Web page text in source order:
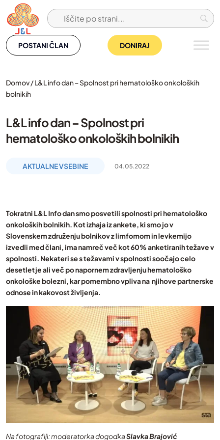
Skip
to
content
POSTANI ČLAN DONIRAJ
Domov/L&L info dan – Spolnost pri hematološko onkoloških
bolnikih
L&L info dan – Spolnost pri
hematološko onkoloških bolnikih
AKTUALNE VSEBINE 04.05.2022
Tokratni L&L Info dan smo posvetili spolnosti pri hematološko
onkoloških bolnikih. Kot izhaja iz ankete, ki smo jo v
Slovenskem združenju bolnikov z limfomom in levkemijo
izvedli med člani, ima namreč več kot 60% anketiranih težave v
spolnosti. Nekateri se s težavami v spolnosti soočajo celo
desetletje ali več po napornem zdravljenju hematološko
onkološke bolezni, kar pomembno vpliva na njihove partnerske
odnose in kakovost življenja.
Na fotografiji: moderatorka dogodkaSlavka Brajović